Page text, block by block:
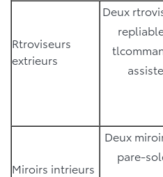
Rtroviseurs
extrieurs
Deux
assiste
Miroirs intrieurs
Deux
pare-